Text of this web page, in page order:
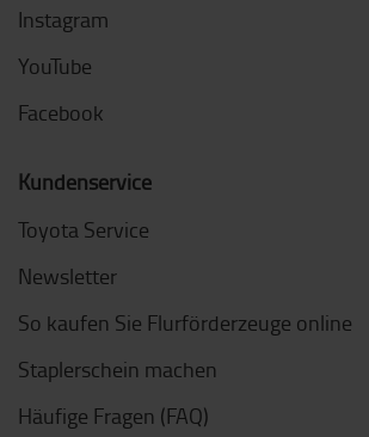
Instagram
YouTube
Facebook
Kundenservice
Toyota Service
Newsletter
So kaufen Sie Flurförderzeuge online
Staplerschein machen
Häufige Fragen (FAQ)